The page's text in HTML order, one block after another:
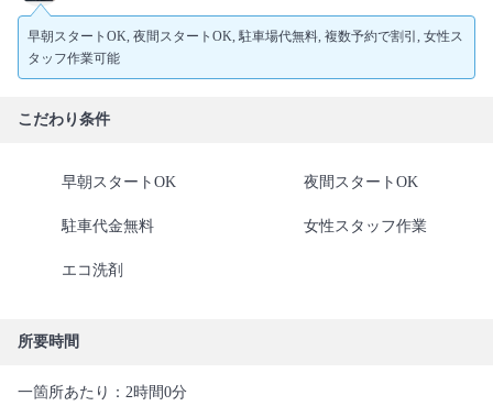
早朝スタートOK, 夜間スタートOK, 駐車場代無料, 複数予約で割引, 女性ス
タッフ作業可能
こだわり条件
早朝スタートOK 夜間スタートOK
駐車代金無料 女性スタッフ作業
エコ洗剤
所要時間
一箇所あたり：2時間0分